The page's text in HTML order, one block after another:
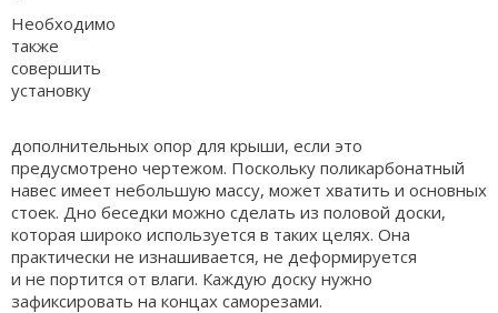
Необходимо
также
совершить
установку
дополнительных опор для крыши, если это
предусмотрено чертежом. Поскольку поликарбонатный
навес имеет небольшую массу, может хватить и основных
стоек. Дно беседки можно сделать из половой доски,
которая широко используется в таких целях. Она
практически не изнашивается, не деформируется
и не портится от влаги. Каждую доску нужно
зафиксировать на концах саморезами.